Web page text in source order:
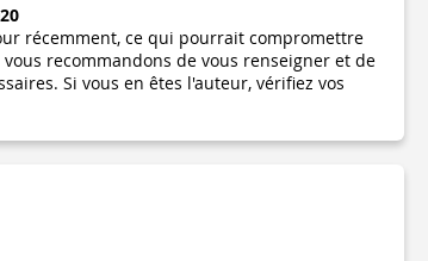
récemment, ce qui pourrait compromettre
recommandons de vous renseigner et de
Si vous en êtes l'auteur, vérifiez vos